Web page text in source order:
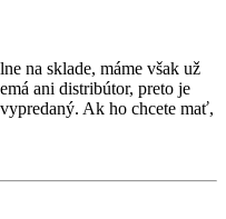
na sklade, máme však už
ani distribútor, preto je
Ak ho chcete mať,